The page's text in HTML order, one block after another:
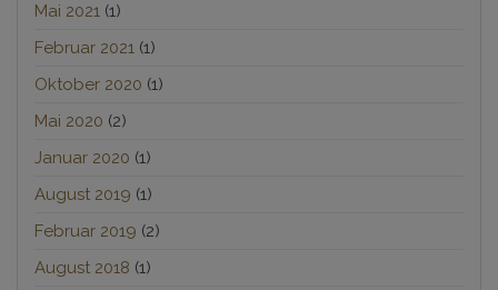
Mai 2021 (1)
Februar 2021 (1)
Oktober 2020 (1)
Mai 2020 (2)
Januar 2020 (1)
August 2019 (1)
Februar 2019 (2)
August 2018 (1)